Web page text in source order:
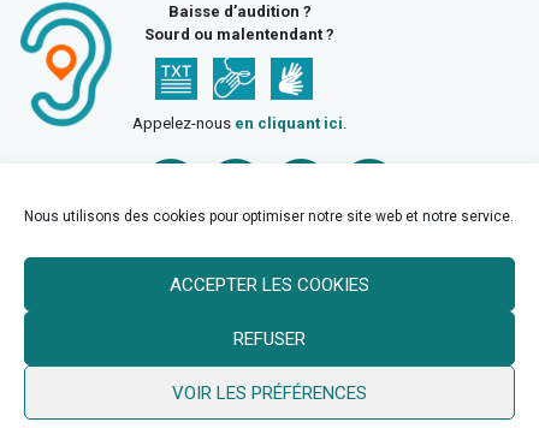
Nous utilisons des cookies pour optimiser notre site web et notre service.
ACCEPTER LES COOKIES
REFUSER
VOIR LES PRÉFÉRENCES
Baisse d’audition ?
Sourd ou malentendant ?
Appelez-nous en cliquant ici.
© 2026 Ville de Billy Berclau —neoweb.fr